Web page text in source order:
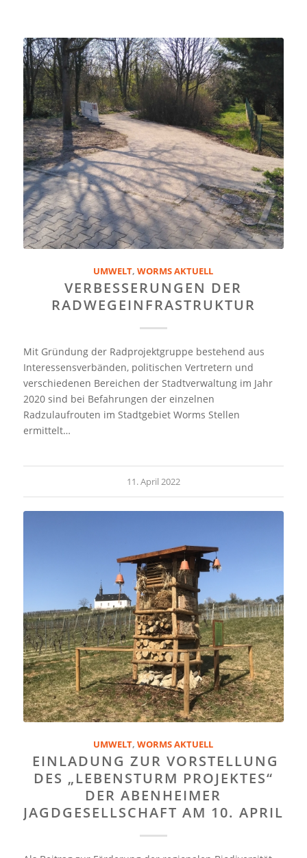
UMWELT,WORMS AKTUELL
VERBESSERUNGEN DER
RADWEGEINFRASTRUKTUR
Mit Gründung der Radprojektgruppe bestehend aus
Interessensverbänden, politischen Vertretern und
verschiedenen Bereichen der Stadtverwaltung im Jahr
2020 sind bei Befahrungen der einzelnen
Radzulaufrouten im Stadtgebiet Worms Stellen
ermittelt…
11. April 2022
UMWELT,WORMS AKTUELL
EINLADUNG ZUR VORSTELLUNG
DES „LEBENSTURM PROJEKTES“
DER ABENHEIMER
JAGDGESELLSCHAFT AM 10. APRIL